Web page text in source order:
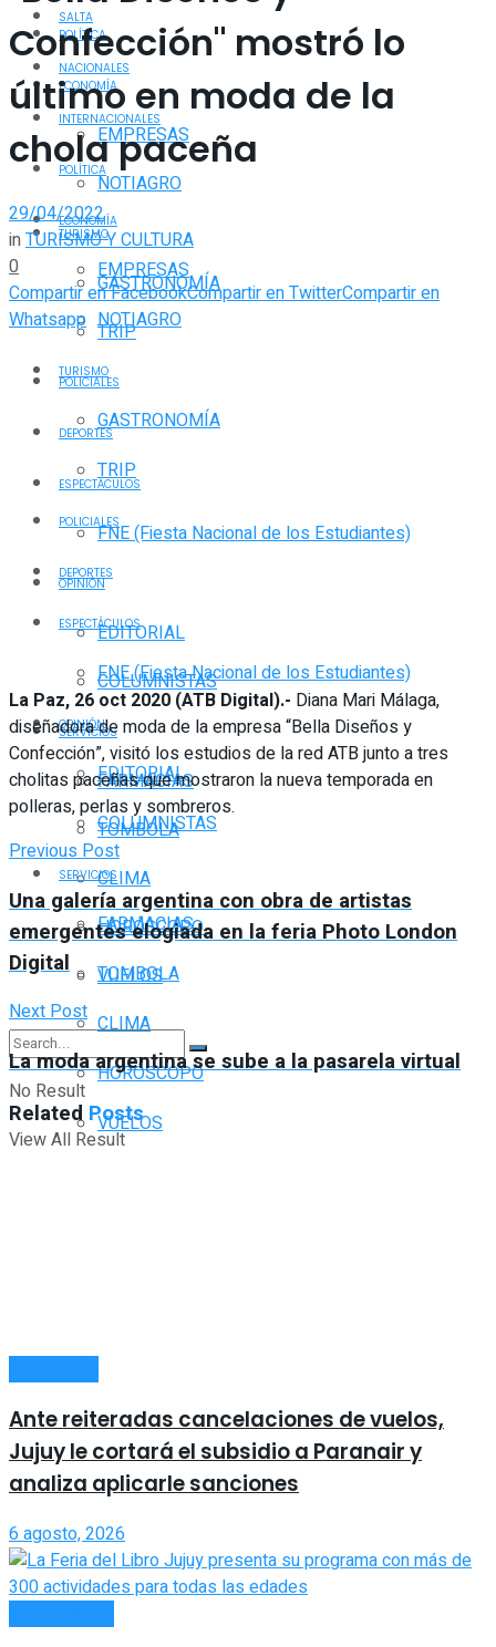
POLÍTICA
ECONOMÍA
EMPRESAS
NOTIAGRO
TURISMO
GASTRONOMÍA
TRIP
POLICIALES
DEPORTES
ESPECTÁCULOS
FNE (Fiesta Nacional de los Estudiantes)
OPINIÓN
EDITORIAL
COLUMNISTAS
SERVICIOS
FARMACIAS
TOMBOLA
CLIMA
HORÓSCOPO
VUELOS
No Result
View All Result
SALTA
NACIONALES
INTERNACIONALES
POLÍTICA
ECONOMÍA
EMPRESAS
NOTIAGRO
TURISMO
GASTRONOMÍA
TRIP
POLICIALES
DEPORTES
ESPECTÁCULOS
FNE (Fiesta Nacional de los Estudiantes)
OPINIÓN
EDITORIAL
COLUMNISTAS
SERVICIOS
FARMACIAS
TOMBOLA
CLIMA
HORÓSCOPO
VUELOS
Confección" mostró lo
último en moda de la
chola paceña
29/04/2022
inTURISMO Y CULTURA
0
Compartir en FacebookCompartir en TwitterCompartir en
Whatsapp
La Paz, 26 oct 2020 (ATB Digital).- Diana Mari Málaga,
diseñadora de moda de la empresa “Bella Diseños y
Confección”, visitó los estudios de la red ATB junto a tres
cholitas paceñas que mostraron la nueva temporada en
polleras, perlas y sombreros.
Previous Post
Una galería argentina con obra de artistas
emergentes elogiada en la feria Photo London
Digital
Next Post
La moda argentina se sube a la pasarela virtual
RelatedPosts
Ante reiteradas cancelaciones de vuelos,
Jujuy le cortará el subsidio a Paranair y
analiza aplicarle sanciones
6 agosto, 2026